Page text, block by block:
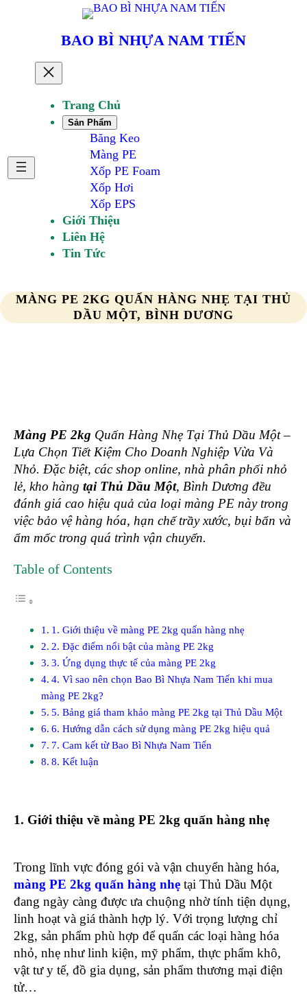
BAO BÌ NHỰA NAM TIẾN
Trang Chủ
Sản Phẩm
Băng Keo
Màng PE
Xốp PE Foam
Xốp Hơi
Xốp EPS
Giới Thiệu
Liên Hệ
Tin Tức
MÀNG PE 2KG QUẤN HÀNG NHẸ TẠI THỦ
DẦU MỘT, BÌNH DƯƠNG
Màng PE 2kg Quấn Hàng Nhẹ Tại Thủ Dầu Một –
Lựa Chọn Tiết Kiệm Cho Doanh Nghiệp Vừa Và
Nhỏ. Đặc biệt, các shop online, nhà phân phối nhỏ
lẻ, kho hàng tại Thủ Dầu Một, Bình Dương đều
đánh giá cao hiệu quả của loại màng PE này trong
việc bảo vệ hàng hóa, hạn chế trầy xước, bụi bẩn và
ẩm mốc trong quá trình vận chuyển.
Table of Contents
1. Giới thiệu về màng PE 2kg quấn hàng nhẹ
2. Đặc điểm nổi bật của màng PE 2kg
3. Ứng dụng thực tế của màng PE 2kg
4. Vì sao nên chọn Bao Bì Nhựa Nam Tiến khi mua
màng PE 2kg?
5. Bảng giá tham khảo màng PE 2kg tại Thủ Dầu Một
6. Hướng dẫn cách sử dụng màng PE 2kg hiệu quả
7. Cam kết từ Bao Bì Nhựa Nam Tiến
8. Kết luận
1. Giới thiệu về màng PE 2kg quấn hàng nhẹ
Trong lĩnh vực đóng gói và vận chuyển hàng hóa,
màng PE 2kg quấn hàng nhẹ tại Thủ Dầu Một
đang ngày càng được ưa chuộng nhờ tính tiện dụng,
linh hoạt và giá thành hợp lý. Với trọng lượng chỉ
2kg, sản phẩm phù hợp để quấn các loại hàng hóa
nhỏ, nhẹ như linh kiện, mỹ phẩm, thực phẩm khô,
vật tư y tế, đồ gia dụng, sản phẩm thương mại điện
tử…